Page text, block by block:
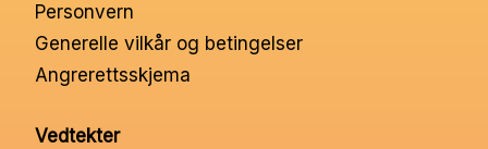
Personvern
Generelle vilkår og betingelser
Angrerettsskjema
Vedtekter